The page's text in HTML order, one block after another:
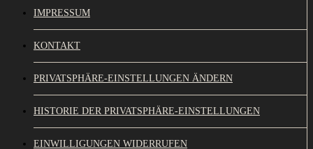
IMPRESSUM
KONTAKT
PRIVATSPHÄRE-EINSTELLUNGEN ÄNDERN
HISTORIE DER PRIVATSPHÄRE-EINSTELLUNGEN
EINWILLIGUNGEN WIDERRUFEN